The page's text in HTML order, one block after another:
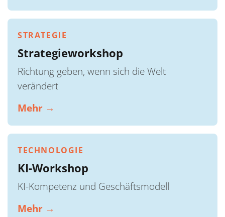
STRATEGIE
Strategieworkshop
Richtung geben, wenn sich die Welt
verändert
Mehr →
TECHNOLOGIE
KI-Workshop
KI-Kompetenz und Geschäftsmodell
Mehr →